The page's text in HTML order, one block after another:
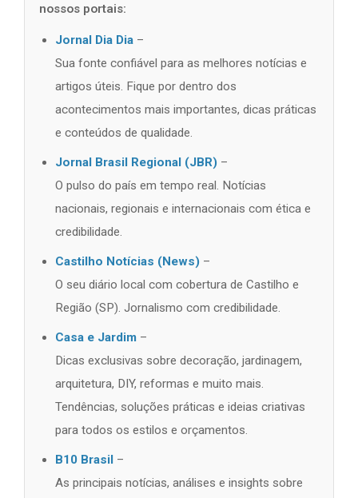
nossos portais:
Jornal Dia Dia –
Sua fonte confiável para as melhores notícias e
artigos úteis. Fique por dentro dos
acontecimentos mais importantes, dicas práticas
e conteúdos de qualidade.
Jornal Brasil Regional (JBR) –
O pulso do país em tempo real. Notícias
nacionais, regionais e internacionais com ética e
credibilidade.
Castilho Notícias (News) –
O seu diário local com cobertura de Castilho e
Região (SP). Jornalismo com credibilidade.
Casa e Jardim –
Dicas exclusivas sobre decoração, jardinagem,
arquitetura, DIY, reformas e muito mais.
Tendências, soluções práticas e ideias criativas
para todos os estilos e orçamentos.
B10 Brasil –
As principais notícias, análises e insights sobre